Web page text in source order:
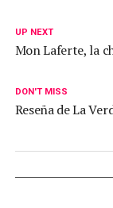
UP NEXT
Mon Laferte, la
DON'T MISS
Reseña de La